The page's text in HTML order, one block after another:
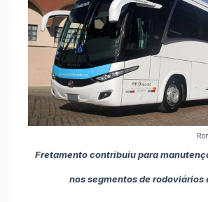
Fretamento contribuiu para
nos segmentos de rodoviários